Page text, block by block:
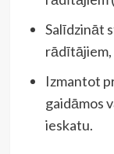
Salīdzināt
rādītājiem,
Izmantot
gaidāmos
ieskatu.